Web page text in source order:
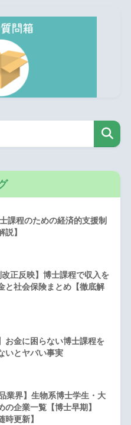
課程のための経済的支援制
】
改正反映】博士課程で収入を
と社会保険まとめ【徹底解
お金に困らない博士課程を
いとヤバい事実
業界】生物系博士学生・大
の企業一覧【博士早期】
時更新】